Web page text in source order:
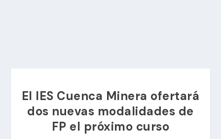
El IES Cuenca Minera ofertará
dos nuevas modalidades de
FP el próximo curso